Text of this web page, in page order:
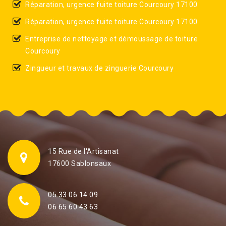
Réparation, urgence fuite toiture Courcoury 17100
Réparation, urgence fuite toiture Courcoury 17100
Entreprise de nettoyage et démoussage de toiture
Courcoury
Zingueur et travaux de zinguerie Courcoury
15 Rue de l'Artisanat
17600 Sablonsaux
05 33 06 14 09
06 65 60 43 63